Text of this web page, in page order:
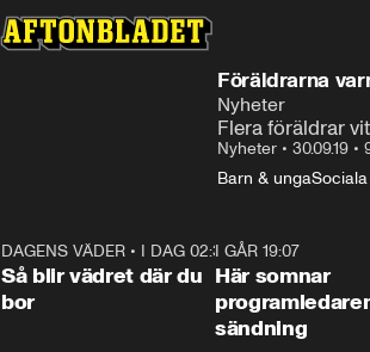
Föräldrarna
Nyheter
Flera föräldrar
Nyheter • 30.09.19 •
Barn & unga
1:06
DAGENS VÄDER • I DAG 02:30
Så blir vädret där du
bor
I GÅR 19:07
Här somnar
sändning